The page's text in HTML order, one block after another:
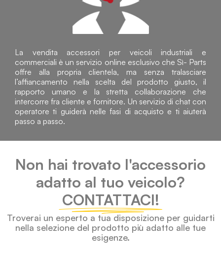
La vendita accessori per veicoli industriali e
commerciali è un servizio online esclusivo che Sì- Parts
offre alla propria clientela, ma senza tralasciare
l’affiancamento nella scelta del prodotto giusto, il
rapporto umano e la stretta collaborazione che
intercorre fra cliente e fornitore. Un servizio di chat con
operatore ti guiderà nelle fasi di acquisto e ti aiuterà
passo a passo.
Non hai trovato l'accessorio
adatto al tuo veicolo?
CONTATTACI!
Troverai un esperto a tua disposizione per guidarti
nella selezione del prodotto più adatto alle tue
esigenze.